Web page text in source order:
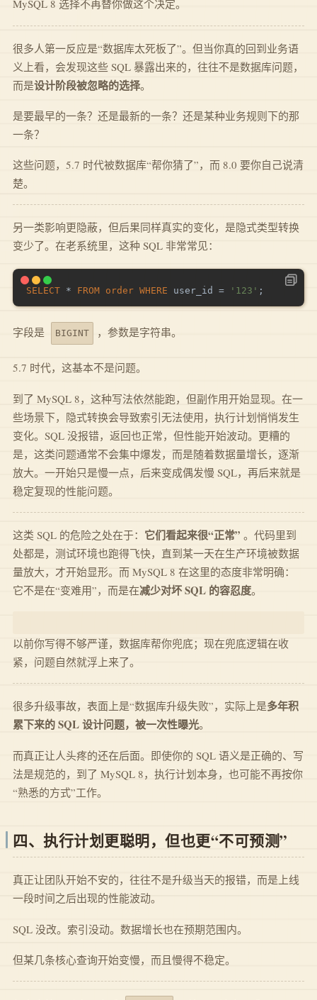
MySQL 8 选择不再替你做这个决定。
很多人第一反应是“数据库太死板了”。但当你真的回到业务语
义上看，会发现这些 SQL 暴露出来的，往往不是数据库问题，
而是设计阶段被忽略的选择。
是要最早的一条？还是最新的一条？还是某种业务规则下的那
一条？
这些问题，5.7 时代被数据库“帮你猜了”，而 8.0 要你自己说清
楚。
另一类影响更隐蔽，但后果同样真实的变化，是隐式类型转换
变少了。在老系统里，这种 SQL 非常常见：
SELECT * FROM order WHERE user_id = '123' ;
字段是 BIGINT ，参数是字符串。
5.7 时代，这基本不是问题。
到了 MySQL 8，这种写法依然能跑，但副作用开始显现。在一
些场景下，隐式转换会导致索引无法使用，执行计划悄悄发生
变化。SQL 没报错，返回也正常，但性能开始波动。更糟的
是，这类问题通常不会集中爆发，而是随着数据量增长，逐渐
放大。一开始只是慢一点，后来变成偶发慢 SQL，再后来就是
稳定复现的性能问题。
这类 SQL 的危险之处在于： 它们看起来很“正常” 。代码里到
处都是，测试环境也跑得飞快，直到某一天在生产环境被数据
量放大，才开始显形。而 MySQL 8 在这里的态度非常明确：
它不是在“变难用”，而是在减少对坏 SQL 的容忍度。
以前你写得不够严谨，数据库帮你兜底；现在兜底逻辑在收
紧，问题自然就浮上来了。
很多升级事故，表面上是“数据库升级失败”，实际上是多年积
累下来的 SQL 设计问题，被一次性曝光。
而真正让人头疼的还在后面。即使你的 SQL 语义是正确的、写
法是规范的，到了 MySQL 8，执行计划本身，也可能不再按你
“熟悉的方式”工作。
四、执行计划更聪明，但也更“不可预测”
真正让团队开始不安的，往往不是升级当天的报错，而是上线
一段时间之后出现的性能波动。
SQL 没改。索引没动。数据增长也在预期范围内。
但某几条核心查询开始变慢，而且慢得不稳定。